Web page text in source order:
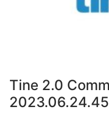
Tine 2.0
2023.06.24.45